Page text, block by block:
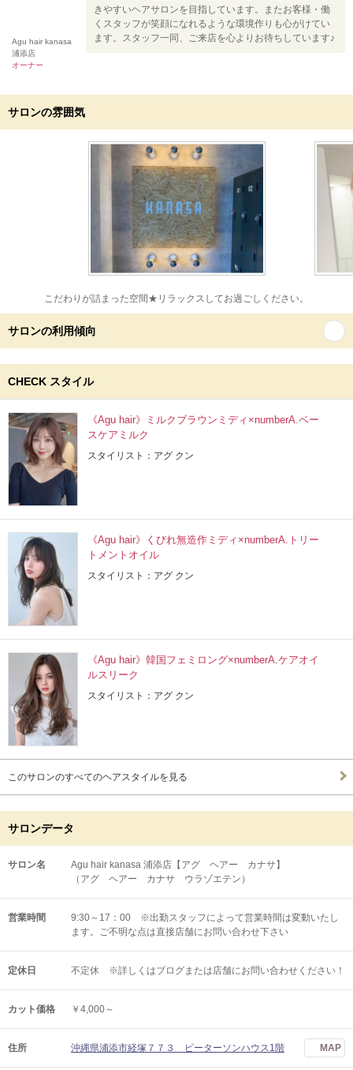
Agu hair kanasa
浦添店
オーナー
きやすいヘアサロンを目指しています。またお客様・働
くスタッフが笑顔になれるような環境作りも心がけてい
ます。スタッフ一同、ご来店を心よりお待ちしています♪
サロンの雰囲気
こだわりが詰まった空間★リラックスしてお過ごしください。
サロンの利用傾向
CHECK スタイル
《Agu hair》ミルクブラウンミディ×numberA.ベー
スケアミルク
スタイリスト：アグ クン
《Agu hair》くびれ無造作ミディ×numberA.トリー
トメントオイル
スタイリスト：アグ クン
《Agu hair》韓国フェミロング×numberA.ケアオイ
ルスリーク
スタイリスト：アグ クン
このサロンのすべてのヘアスタイルを見る
サロンデータ
サロン名
Agu hair kanasa 浦添店【アグ ヘアー カナサ】
（アグ ヘアー カナサ ウラゾエテン）
営業時間
9:30～17：00 ※出勤スタッフによって営業時間は変動いたし
ます。ご不明な点は直接店舗にお問い合わせ下さい
定休日 不定休 ※詳しくはブログまたは店舗にお問い合わせください！
カット価格 ￥4,000～
住所 沖縄県浦添市経塚７７３ ピーターソンハウス1階 MAP